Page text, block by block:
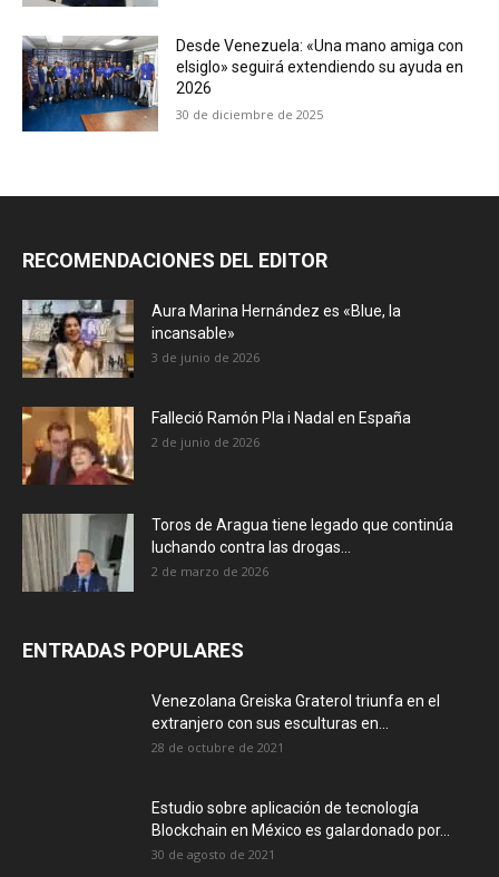
Desde Venezuela: «Una mano amiga con
elsiglo» seguirá extendiendo su ayuda en
2026
30 de diciembre de 2025
RECOMENDACIONES DEL EDITOR
Aura Marina Hernández es «Blue, la
incansable»
3 de junio de 2026
Falleció Ramón Pla i Nadal en España
2 de junio de 2026
Toros de Aragua tiene legado que continúa
luchando contra las drogas...
2 de marzo de 2026
ENTRADAS POPULARES
Venezolana Greiska Graterol triunfa en el
extranjero con sus esculturas en...
28 de octubre de 2021
Estudio sobre aplicación de tecnología
Blockchain en México es galardonado por...
30 de agosto de 2021